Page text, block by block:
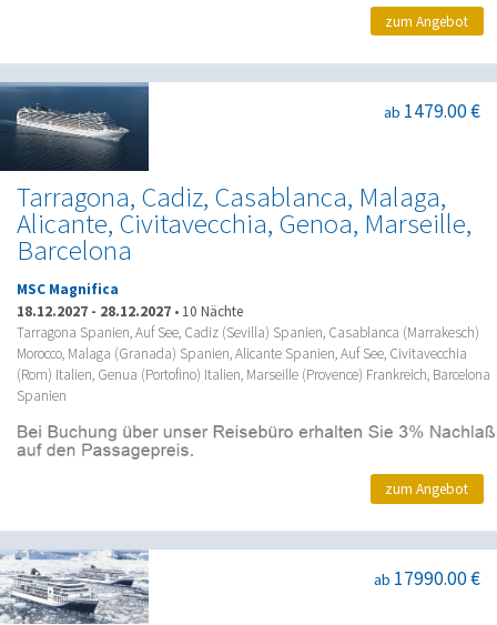
zum Angebot
Tarragona, Cadiz, Casablanca, Malaga,
Alicante, Civitavecchia, Genoa, Marseille,
Barcelona
ab 1479.00 €
MSC Magnifica
18.12.2027 - 28.12.2027 • 10 Nächte
Tarragona Spanien, Auf See, Cadiz (Sevilla) Spanien, Casablanca (Marrakesch)
Morocco, Malaga (Granada) Spanien, Alicante Spanien, Auf See, Civitavecchia
(Rom) Italien, Genua (Portofino) Italien, Marseille (Provence) Frankreich, Barcelona
Spanien
zum Angebot
ab 17990.00 €